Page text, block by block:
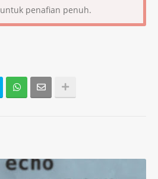
untuk penafian penuh.